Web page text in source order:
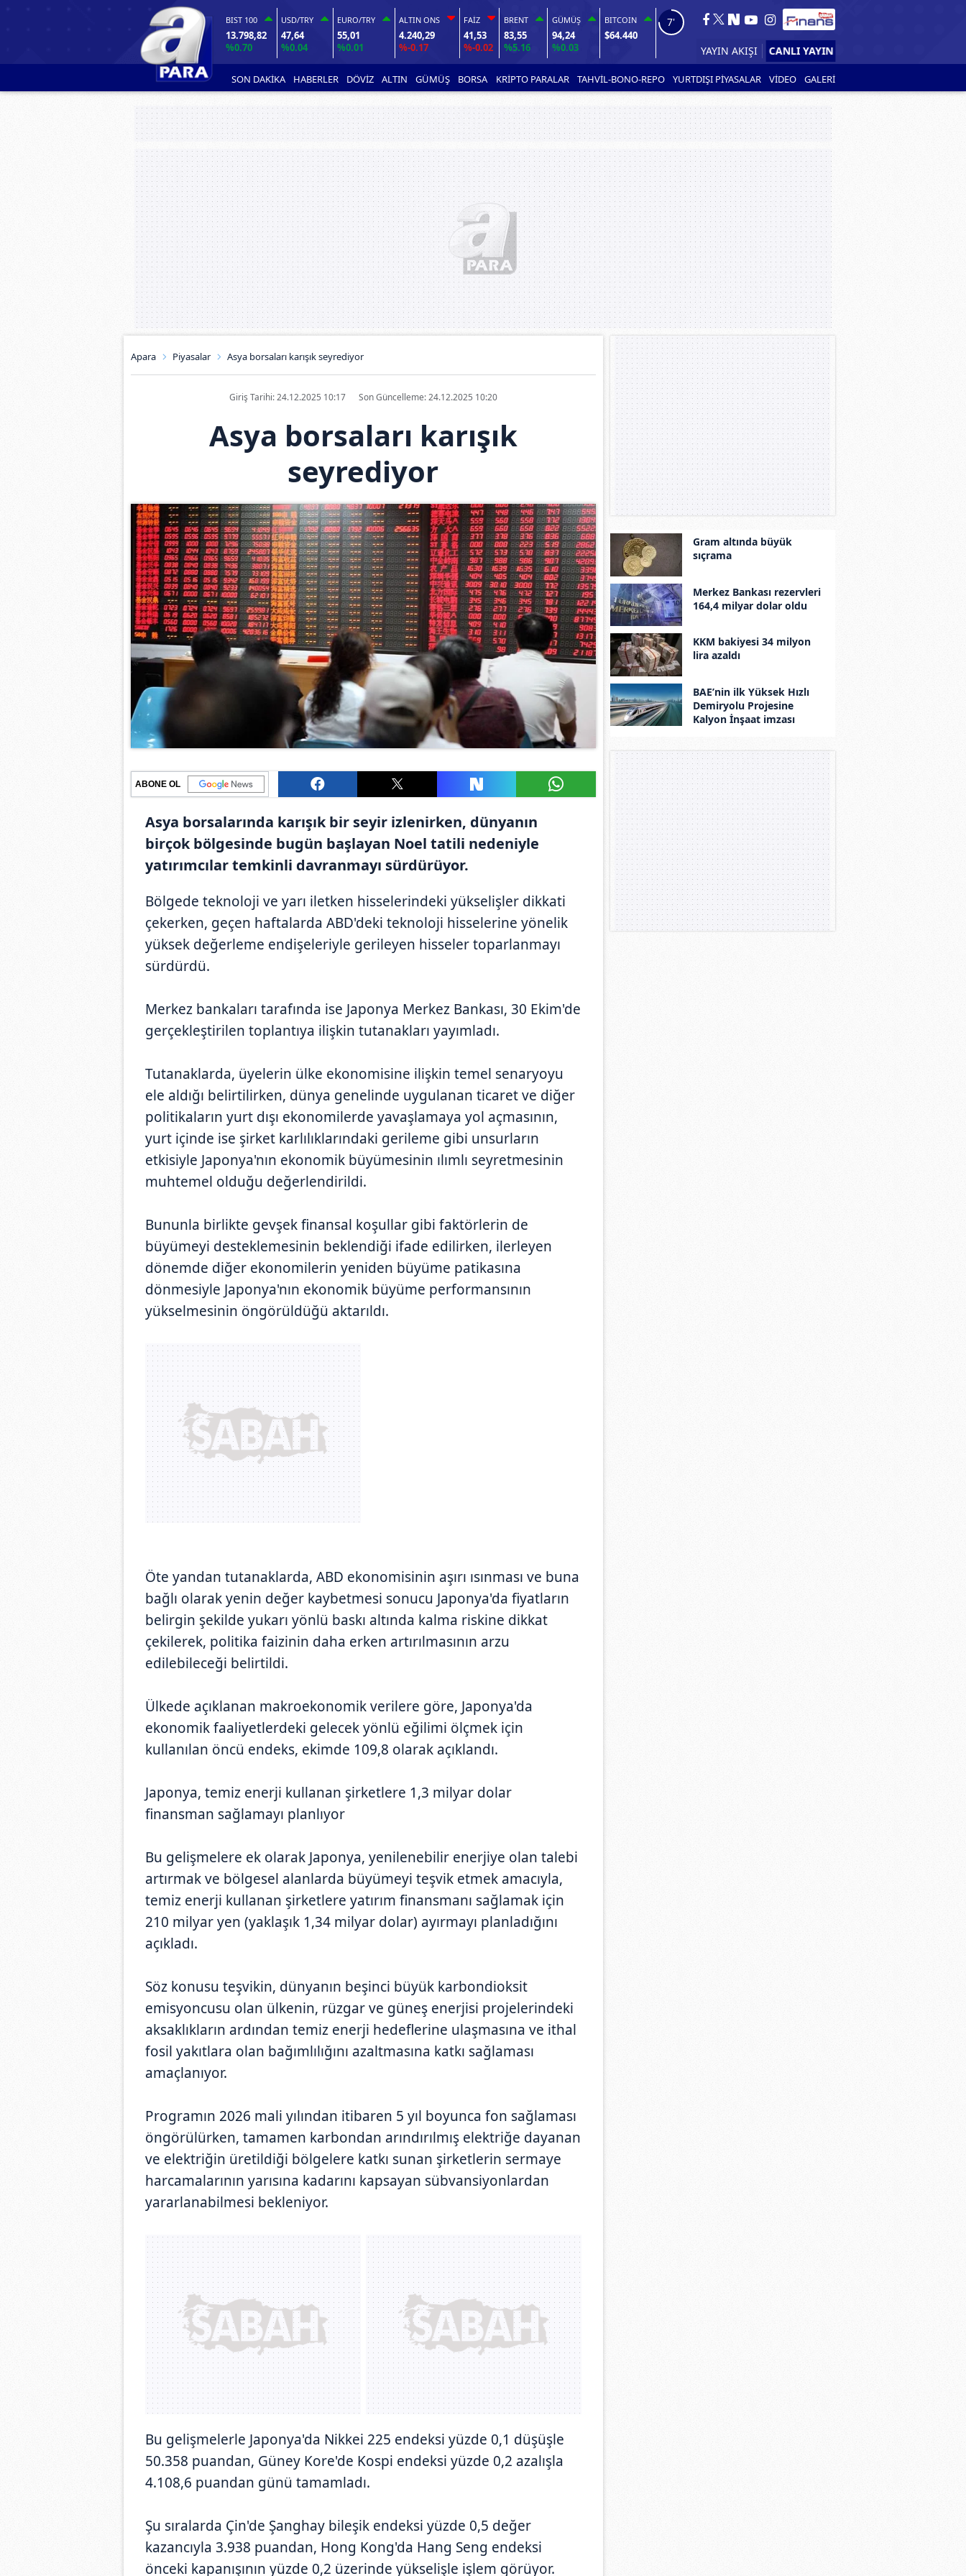
BIST 100
13.798,82
%0.70
USD/TRY
47,64
%0.04
EURO/TRY
55,01
%0.01
ALTIN ONS
4.240,29
%-0.17
FAİZ
41,53
%-0.02
BRENT
83,55
%5.16
GÜMÜŞ
94,24
%0.03
BITCOIN
$64.440
6'
YAYIN AKIŞI CANLI YAYIN
SON DAKİKA HABERLER DÖVİZ ALTIN GÜMÜŞ BORSA KRİPTO PARALAR TAHVİL-BONO-REPO YURTDIŞI PİYASALAR VİDEO GALERİ
Apara Piyasalar Asya borsaları karışık seyrediyor
Giriş Tarihi: 24.12.2025 10:17 Son Güncelleme: 24.12.2025 10:20
Asya borsaları karışık
seyrediyor
ABONE OL
Asya borsalarında karışık bir seyir izlenirken, dünyanın
birçok bölgesinde bugün başlayan Noel tatili nedeniyle
yatırımcılar temkinli davranmayı sürdürüyor.
Bölgede teknoloji ve yarı iletken hisselerindeki yükselişler dikkati
çekerken, geçen haftalarda ABD'deki teknoloji hisselerine yönelik
yüksek değerleme endişeleriyle gerileyen hisseler toparlanmayı
sürdürdü.
Merkez bankaları tarafında ise Japonya Merkez Bankası, 30 Ekim'de
gerçekleştirilen toplantıya ilişkin tutanakları yayımladı.
Tutanaklarda, üyelerin ülke ekonomisine ilişkin temel senaryoyu
ele aldığı belirtilirken, dünya genelinde uygulanan ticaret ve diğer
politikaların yurt dışı ekonomilerde yavaşlamaya yol açmasının,
yurt içinde ise şirket karlılıklarındaki gerileme gibi unsurların
etkisiyle Japonya'nın ekonomik büyümesinin ılımlı seyretmesinin
muhtemel olduğu değerlendirildi.
Bununla birlikte gevşek finansal koşullar gibi faktörlerin de
büyümeyi desteklemesinin beklendiği ifade edilirken, ilerleyen
dönemde diğer ekonomilerin yeniden büyüme patikasına
dönmesiyle Japonya'nın ekonomik büyüme performansının
yükselmesinin öngörüldüğü aktarıldı.
Öte yandan tutanaklarda, ABD ekonomisinin aşırı ısınması ve buna
bağlı olarak yenin değer kaybetmesi sonucu Japonya'da fiyatların
belirgin şekilde yukarı yönlü baskı altında kalma riskine dikkat
çekilerek, politika faizinin daha erken artırılmasının arzu
edilebileceği belirtildi.
Ülkede açıklanan makroekonomik verilere göre, Japonya'da
ekonomik faaliyetlerdeki gelecek yönlü eğilimi ölçmek için
kullanılan öncü endeks, ekimde 109,8 olarak açıklandı.
Japonya, temiz enerji kullanan şirketlere 1,3 milyar dolar
finansman sağlamayı planlıyor
Bu gelişmelere ek olarak Japonya, yenilenebilir enerjiye olan talebi
artırmak ve bölgesel alanlarda büyümeyi teşvik etmek amacıyla,
temiz enerji kullanan şirketlere yatırım finansmanı sağlamak için
210 milyar yen (yaklaşık 1,34 milyar dolar) ayırmayı planladığını
açıkladı.
Söz konusu teşvikin, dünyanın beşinci büyük karbondioksit
emisyoncusu olan ülkenin, rüzgar ve güneş enerjisi projelerindeki
aksaklıkların ardından temiz enerji hedeflerine ulaşmasına ve ithal
fosil yakıtlara olan bağımlılığını azaltmasına katkı sağlaması
amaçlanıyor.
Programın 2026 mali yılından itibaren 5 yıl boyunca fon sağlaması
öngörülürken, tamamen karbondan arındırılmış elektriğe dayanan
ve elektriğin üretildiği bölgelere katkı sunan şirketlerin sermaye
harcamalarının yarısına kadarını kapsayan sübvansiyonlardan
yararlanabilmesi bekleniyor.
Bu gelişmelerle Japonya'da Nikkei 225 endeksi yüzde 0,1 düşüşle
50.358 puandan, Güney Kore'de Kospi endeksi yüzde 0,2 azalışla
4.108,6 puandan günü tamamladı.
Şu sıralarda Çin'de Şanghay bileşik endeksi yüzde 0,5 değer
kazancıyla 3.938 puandan, Hong Kong'da Hang Seng endeksi
önceki kapanışının yüzde 0,2 üzerinde yükselişle işlem görüyor.
Gram altında büyük
sıçrama
Merkez Bankası rezervleri
164,4 milyar dolar oldu
KKM bakiyesi 34 milyon
lira azaldı
BAE’nin ilk Yüksek Hızlı
Demiryolu Projesine
Kalyon İnşaat imzası